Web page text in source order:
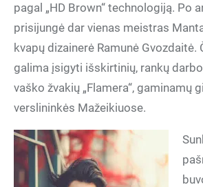
pagal „HD Brown“ technologiją. Po
prisijungė dar vienas meistras
kvapų dizainerė Ramunė Gvozdaitė.
galima įsigyti išskirtinių, rankų
vaško žvakių „Flamera“, gaminamų
verslininkės Mažeikiuose.